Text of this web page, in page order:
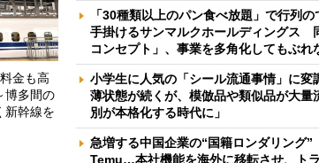
金も高
博多間の
新幹線を
「30種類以上のパン食べ放題」で行列
手掛けるサンマルクホールディングス
コンセプト」、事業を多角化してもぶれ
小学生に人気の「シール流通事情」に
薄状態が続くが、模倣品や類似品が大
別が本格化する時代に」
急増する中国企業の“国籍ロンダリング
Temu…本社機能を海外に移転させ、ト